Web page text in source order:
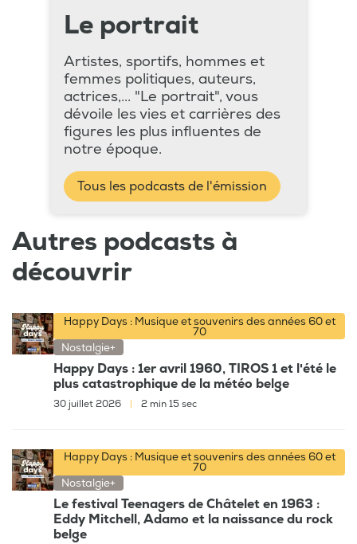
Le portrait
Artistes, sportifs, hommes et
femmes politiques, auteurs,
actrices,... "Le portrait", vous
dévoile les vies et carrières des
figures les plus influentes de
notre époque.
Tous les podcasts de l'émission
Autres podcasts à
découvrir
Happy Days : Musique et souvenirs des années 60 et
70
Nostalgie+
Happy Days : 1er avril 1960, TIROS 1 et l'été le
plus catastrophique de la météo belge
30 juillet 2026 2 min 15 sec
Happy Days : Musique et souvenirs des années 60 et
70
Nostalgie+
Le festival Teenagers de Châtelet en 1963 :
Eddy Mitchell, Adamo et la naissance du rock
belge